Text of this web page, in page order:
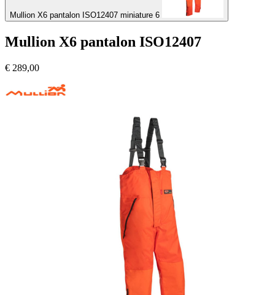
Mullion X6 pantalon ISO12407 miniature 6
Mullion X6 pantalon ISO12407
€ 289,00